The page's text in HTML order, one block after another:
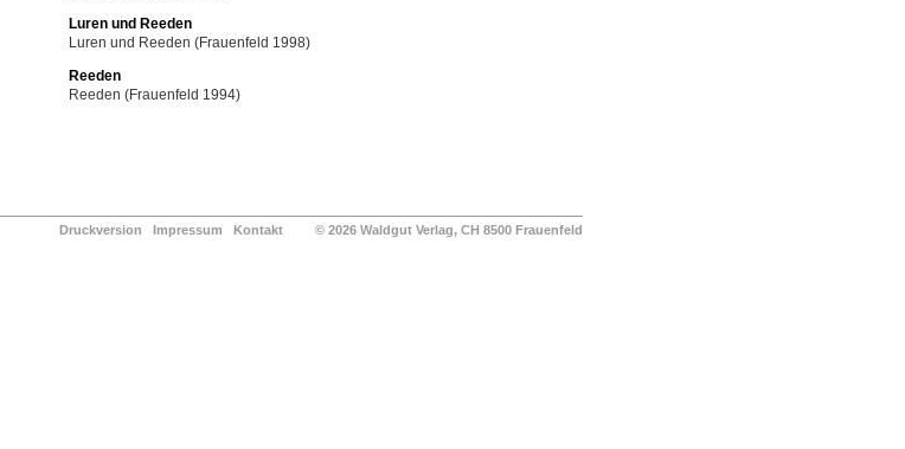
Luren und Reeden
Luren und Reeden (Frauenfeld 1998)
Reeden
Reeden (Frauenfeld 1994)
Druckversion Impressum Kontakt © 2026 Waldgut Verlag, CH 8500 Frauenfeld